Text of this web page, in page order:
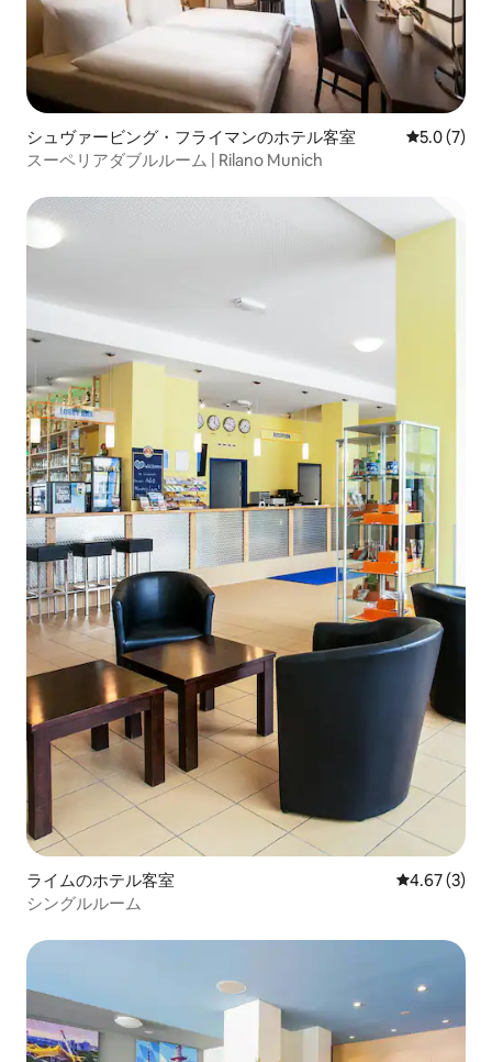
シュヴァービング・フライマンのホテル客室 レビュー7
5.0 (7)
スーペリアダブルルーム | Rilano Munich
ライムのホテル客室 レビュー3
4.67 (3)
シングルルーム